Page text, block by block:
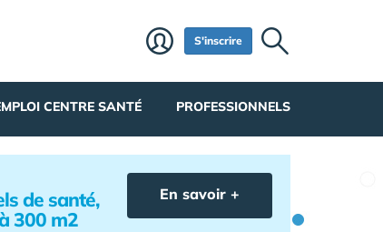
S'inscrire
CENTRE SANTÉ PROFESSIONNELS
de santé,
300 m2
En savoir +